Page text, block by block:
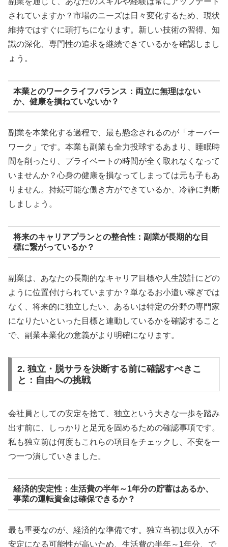
されていますか？市場のニーズは日々変化するため、現状
維持ではすぐに頭打ちになります。新しい技術の習得、知
識の深化、専門性の追求を継続できているかを確認しまし
ょう。
本業とのワークライフバランス：両立に無理はない
か、健康を損ねていないか？
副業を本業化する過程で、最も懸念されるのが「オーバー
ワーク」です。本業も副業も全力投球するあまり、睡眠時
間を削ったり、プライベートの時間が全く取れなくなって
いませんか？心身の健康を損なってしまっては元も子もあ
りません。持続可能な働き方ができているか、冷静に判断
しましょう。
将来のキャリアプランとの整合性：副業が長期的な目
標に繋がっているか？
副業は、あなたの長期的なキャリア目標や人生設計にどの
ように位置付けられていますか？単なるお小遣い稼ぎでは
なく、将来的に独立したい、あるいは特定の分野の専門家
になりたいといった目標と連動しているかを確認すること
で、副業本業化の意義がより明確になります。
2. 独立・脱サラを決断する前に確認すべきこ
と：自由への挑戦
会社員としての安定を捨て、独立という大きな一歩を踏み
出す前に、しっかりと足元を固めるための確認事項です。
私も独立前は何度もこれらの項目をチェックし、不安を一
つ一つ潰していきました。
経済的安定性：生活費の半年～1年分の貯蓄はあるか、
事業の運転資金は確保できるか？
最も重要なのが、経済的な準備です。独立当初は収入が不
安定になる可能性が高いため、生活費の半年～1年分、で